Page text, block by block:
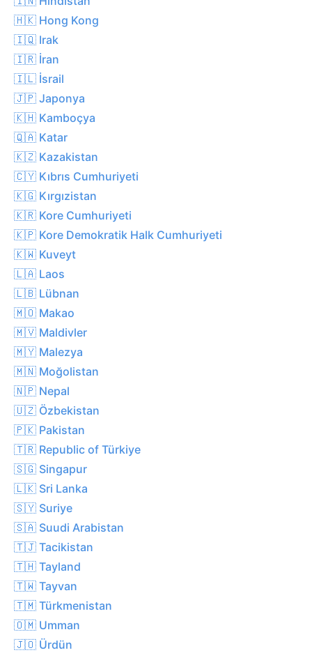
🇭🇰 Hong Kong
🇮🇶 Irak
🇮🇷 İran
🇮🇱 İsrail
🇯🇵 Japonya
🇰🇭 Kamboçya
🇶🇦 Katar
🇰🇿 Kazakistan
🇨🇾 Kıbrıs Cumhuriyeti
🇰🇬 Kırgızistan
🇰🇷 Kore Cumhuriyeti
🇰🇵 Kore Demokratik Halk Cumhuriyeti
🇰🇼 Kuveyt
🇱🇦 Laos
🇱🇧 Lübnan
🇲🇴 Makao
🇲🇻 Maldivler
🇲🇾 Malezya
🇲🇳 Moğolistan
🇳🇵 Nepal
🇺🇿 Özbekistan
🇵🇰 Pakistan
🇹🇷 Republic of Türkiye
🇸🇬 Singapur
🇱🇰 Sri Lanka
🇸🇾 Suriye
🇸🇦 Suudi Arabistan
🇹🇯 Tacikistan
🇹🇭 Tayland
🇹🇼 Tayvan
🇹🇲 Türkmenistan
🇴🇲 Umman
🇯🇴 Ürdün